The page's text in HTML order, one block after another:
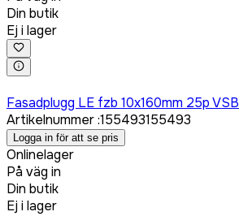
Din butik
Ej i lager
Fasadplugg LE fzb 10x160mm 25p VSB
Artikelnummer:155493155493
Logga in för att se pris
Onlinelager
På väg in
Din butik
Ej i lager